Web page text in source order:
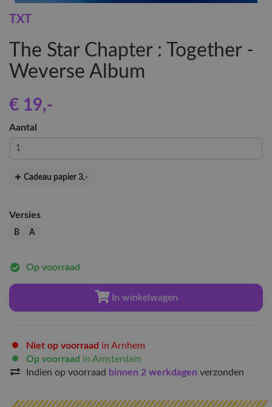
TXT
The Star Chapter : Together -
Weverse Album
€ 19,-
Aantal
Cadeau papier 3,-
Versies
B A
Op voorraad
In winkelwagen
Niet op voorraad in Arnhem
Op voorraad in Amsterdam
Indien op voorraad binnen 2 werkdagen verzonden